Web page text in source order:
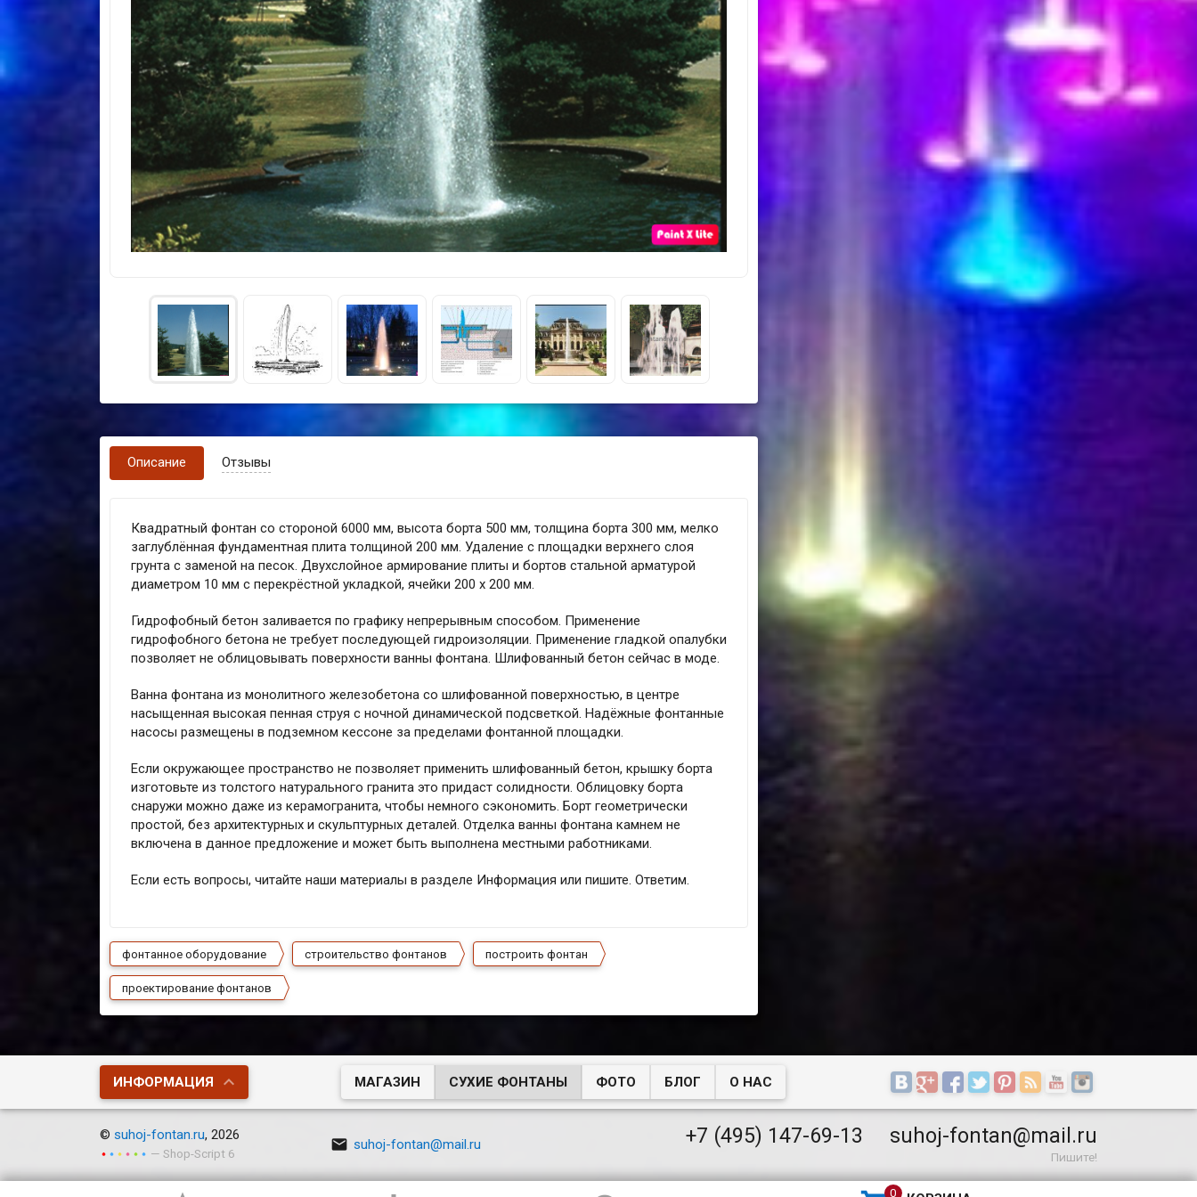
Описание Отзывы
Квадратный фонтан со стороной 6000 мм, высота борта 500 мм, толщина борта 300 мм, мелко
заглублённая фундаментная плита толщиной 200 мм. Удаление с площадки верхнего слоя
грунта с заменой на песок. Двухслойное армирование плиты и бортов стальной арматурой
диаметром 10 мм с перекрёстной укладкой, ячейки 200 х 200 мм.
Гидрофобный бетон заливается по графику непрерывным способом. Применение
гидрофобного бетона не требует последующей гидроизоляции. Применение гладкой опалубки
позволяет не облицовывать поверхности ванны фонтана. Шлифованный бетон сейчас в моде.
Ванна фонтана из монолитного железобетона со шлифованной поверхностью, в центре
насыщенная высокая пенная струя с ночной динамической подсветкой. Надёжные фонтанные
насосы размещены в подземном кессоне за пределами фонтанной площадки.
Если окружающее пространство не позволяет применить шлифованный бетон, крышку борта
изготовьте из толстого натурального гранита это придаст солидности. Облицовку борта
снаружи можно даже из керамогранита, чтобы немного сэкономить. Борт геометрически
простой, без архитектурных и скульптурных деталей. Отделка ванны фонтана камнем не
включена в данное предложение и может быть выполнена местными работниками.
Если есть вопросы, читайте наши материалы в разделе Информация или пишите. Ответим.
фонтанное оборудование строительство фонтанов построить фонтан
проектирование фонтанов
ИНФОРМАЦИЯ МАГАЗИН СУХИЕ ФОНТАНЫ ФОТО БЛОГ О НАС
©suhoj-fontan.ru, 2026
— Shop-Script 6  suhoj-fontan@mail.ru +7 (495) 147-69-13 suhoj-fontan@mail.ru
Пишите!